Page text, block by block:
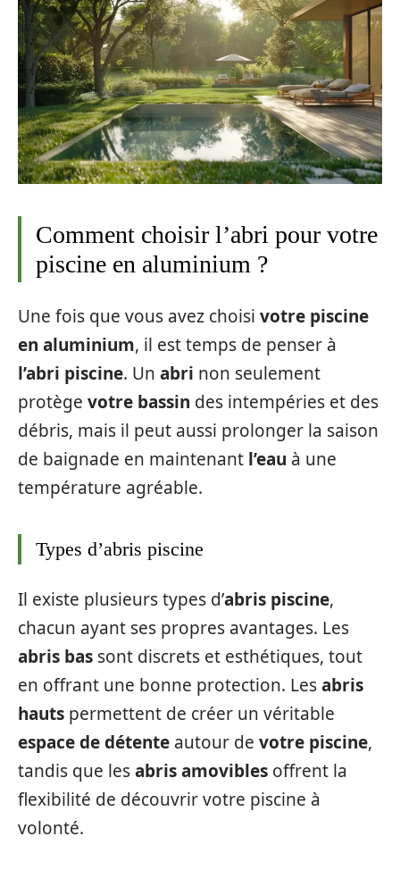
Comment choisir l’abri pour votre
piscine en aluminium ?
Une fois que vous avez choisi votre piscine
en aluminium, il est temps de penser à
l’abri piscine. Un abri non seulement
protège votre bassin des intempéries et des
débris, mais il peut aussi prolonger la saison
de baignade en maintenant l’eau à une
température agréable.
Types d’abris piscine
Il existe plusieurs types d’abris piscine,
chacun ayant ses propres avantages. Les
abris bas sont discrets et esthétiques, tout
en offrant une bonne protection. Lesabris
hauts permettent de créer un véritable
espace de détente autour de votre piscine,
tandis que lesabris amovibles offrent la
flexibilité de découvrir votre piscine à
volonté.